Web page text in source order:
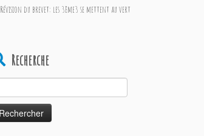
Révision du brevet: les 3ème3 se mettent au vert
Recherche